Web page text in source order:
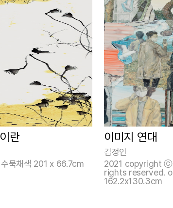
란
묵채색 201 x 66.7cm
이미지 연대
김정인
2021 copyright
rights reserved.
162.2x130.3cm